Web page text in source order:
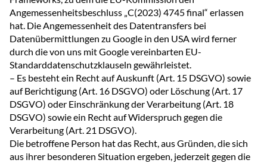
Angemessenheitsbeschluss „C(2023) 4745 final“ erlassen
hat. Die Angemessenheit des Datentransfers bei
Datenübermittlungen zu Google in den USA wird ferner
durch die von uns mit Google vereinbarten EU-
Standarddatenschutzklauseln gewährleistet.
– Es besteht ein Recht auf Auskunft (Art. 15 DSGVO) sowie
auf Berichtigung (Art. 16 DSGVO) oder Löschung (Art. 17
DSGVO) oder Einschränkung der Verarbeitung (Art. 18
DSGVO) sowie ein Recht auf Widerspruch gegen die
Verarbeitung (Art. 21 DSGVO).
Die betroffene Person hat das Recht, aus Gründen, die sich
aus ihrer besonderen Situation ergeben, jederzeit gegen die